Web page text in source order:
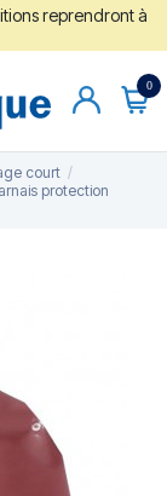
reprendront à
0
court
protection